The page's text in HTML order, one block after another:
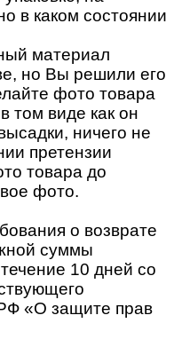
в каком состоянии
материал
но Вы решили его
фото товара
том виде как он
ничего не
претензии
товара до
фото.
о возврате
суммы
10 дней со
«О защите прав